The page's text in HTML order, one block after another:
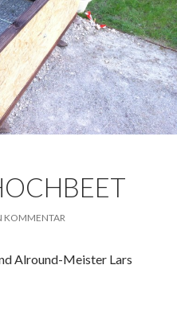
KOMMENTAR
Alround-Meister Lars